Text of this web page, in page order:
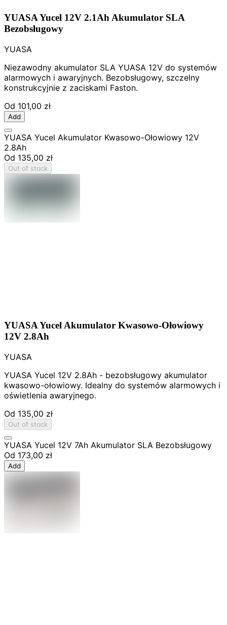
YUASA Yucel 12V 2.1Ah Akumulator SLA
Bezobsługowy
YUASA
Niezawodny akumulator SLA YUASA 12V do systemów
alarmowych i awaryjnych. Bezobsługowy, szczelny
konstrukcyjnie z zaciskami Faston.
Od 101,00 zł
Add
YUASA Yucel Akumulator Kwasowo-Ołowiowy 12V
2.8Ah
Od 135,00 zł
Out of stock
YUASA Yucel Akumulator Kwasowo-Ołowiowy
12V 2.8Ah
YUASA
YUASA Yucel 12V 2.8Ah - bezobsługowy akumulator
kwasowo-ołowiowy. Idealny do systemów alarmowych i
oświetlenia awaryjnego.
Od 135,00 zł
Out of stock
YUASA Yucel 12V 7Ah Akumulator SLA Bezobsługowy
Od 173,00 zł
Add